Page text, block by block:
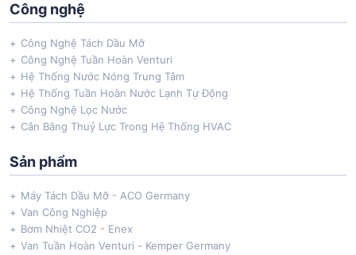
Công nghệ
Công Nghệ Tách Dầu Mỡ
Công Nghệ Tuần Hoàn Venturi
Hệ Thống Nước Nóng Trung Tâm
Hệ Thống Tuần Hoàn Nước Lạnh Tự Động
Công Nghệ Lọc Nước
Cân Bằng Thuỷ Lực Trong Hệ Thống HVAC
Sản phẩm
Máy Tách Dầu Mỡ - ACO Germany
Van Công Nghiệp
Bơm Nhiệt CO2 - Enex
Van Tuần Hoàn Venturi - Kemper Germany